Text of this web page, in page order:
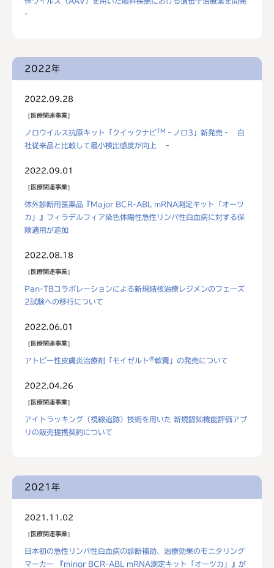
-
2022年
2022.09.28
医療関連事業
ノロウイルス抗原キット「クイックナビTM ‐ノロ3」新発売‐ 自
社従来品と比較して最小検出感度が向上 ‐
2022.09.01
医療関連事業
体外診断用医薬品『Major BCR-ABL mRNA測定キット「オーツ
カ」』フィラデルフィア染色体陽性急性リンパ性白血病に対する保
険適用が追加
2022.08.18
医療関連事業
Pan-TBコラボレーションによる新規結核治療レジメンのフェーズ
2試験への移行について
2022.06.01
医療関連事業
アトピー性皮膚炎治療剤「モイゼルト ®軟膏」の発売について
2022.04.26
医療関連事業
アイトラッキング（視線追跡）技術を用いた 新規認知機能評価アプ
リの販売提携契約について
2021年
2021.11.02
医療関連事業
日本初の急性リンパ性白血病の診断補助、治療効果のモニタリング
マーカー 『minor BCR-ABL mRNA測定キット「オーツカ」』が